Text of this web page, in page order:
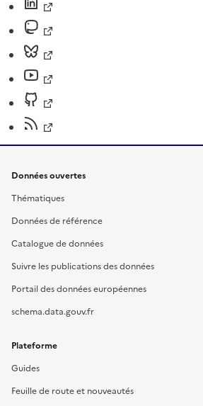
Données ouvertes
Thématiques
Données de référence
Catalogue de données
Suivre les publications des données
Portail des données européennes
schema.data.gouv.fr
Plateforme
Guides
Feuille de route et nouveautés